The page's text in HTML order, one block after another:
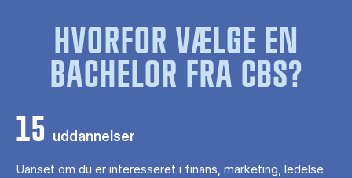
HVORFOR VÆLGE EN
BACHELOR FRA CBS?
15 uddannelser
Uanset om du er interesseret i finans, marketing, ledelse